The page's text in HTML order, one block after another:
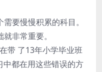
要慢慢积累的科目。
非常重要。
带 了13年小学毕业班
中都在用这些错误的方